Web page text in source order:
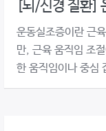
[뇌/신경 질환]
운동실조증이란 근
만, 근육 움직임 조
한 움직임이나 중심